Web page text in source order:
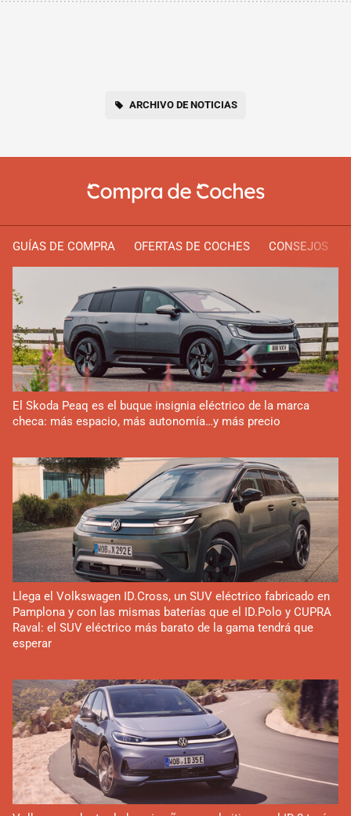
ARCHIVO DE NOTICIAS
GUÍAS DE COMPRA OFERTAS DE COCHES CONSEJOS
El Skoda Peaq es el buque insignia eléctrico de la marca
checa: más espacio, más autonomía…y más precio
Llega el Volkswagen ID.Cross, un SUV eléctrico fabricado en
Pamplona y con las mismas baterías que el ID.Polo y CUPRA
Raval: el SUV eléctrico más barato de la gama tendrá que
esperar